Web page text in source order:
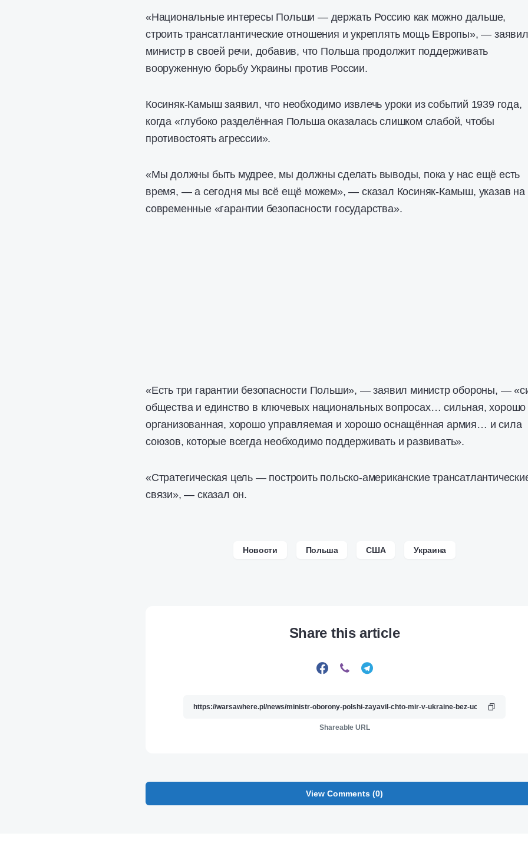
«Национальные интересы Польши — держать Россию как можно дальше,
строить трансатлантические отношения и укреплять мощь Европы», — заявил
министр в своей речи, добавив, что Польша продолжит поддерживать
вооруженную борьбу Украины против России.
Косиняк-Камыш заявил, что необходимо извлечь уроки из событий 1939 года,
когда «глубоко разделённая Польша оказалась слишком слабой, чтобы
противостоять агрессии».
«Мы должны быть мудрее, мы должны сделать выводы, пока у нас ещё есть
время, — а сегодня мы всё ещё можем», — сказал Косиняк-Камыш, указав на
современные «гарантии безопасности государства».
«Есть три гарантии безопасности Польши», — заявил министр обороны, —
общества и единство в ключевых национальных вопросах… сильная, хорошо
организованная, хорошо управляемая и хорошо оснащённая армия… и сила
союзов, которые всегда необходимо поддерживать и развивать».
«Стратегическая цель — построить польско-американские
связи», — сказал он.
Новости Польша США Украина
Share this article
Shareable URL
View Comments (0)